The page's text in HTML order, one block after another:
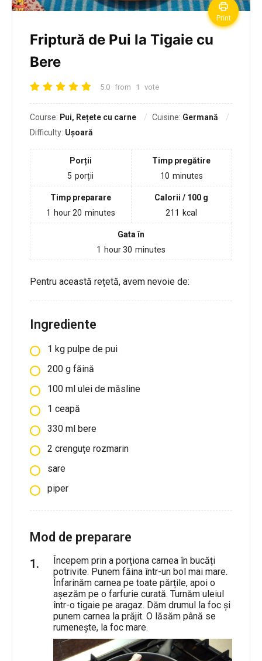
Print
Friptură de Pui la Tigaie cu
Bere
5.0 from 1 vote
Course: Pui, Rețete cu carne Cuisine: Germană
Difficulty: Ușoară
Porții
5 porții
Timp pregătire
10 minutes
Timp preparare
1
hour20 minutes
Calorii / 100 g
211
kcal
Gata în
1
hour30 minutes
Pentru această rețetă, avem nevoie de:
Ingrediente
1 kg pulpe de pui
200 g făină
100 ml ulei de măsline
1 ceapă
330 ml bere
2 crenguțe rozmarin
sare
piper
Mod de preparare
Începem prin a porționa carnea în bucăți
potrivite. Punem făina într-un bol mai mare.
Înfarinăm carnea pe toate părțile, apoi o
așezăm pe o farfurie curată. Turnăm uleiul
într-o tigaie pe aragaz. Dăm drumul la foc și
punem carnea la prăjit. O lăsăm până se
rumenește, la foc mare.